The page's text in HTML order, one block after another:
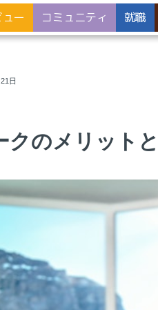
ー コミュニティ 就職
日
クのメリット